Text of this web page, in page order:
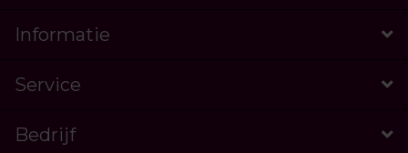
Informatie
Service
Bedrijf